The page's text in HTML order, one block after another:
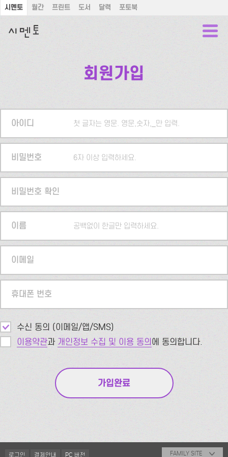
시멘토 월간 프린트 도서 달력 포토북
회원가입
아이디 첫 글자는 영문. 영문,숫자,_만 입력.
비밀번호 6자 이상 입력하세요.
비밀번호 확인
이름 공백없이 한글만 입력하세요.
이메일
휴대폰 번호
수신 동의 (이메일/앱/SMS)
이용약관과 개인정보 수집 및 이용 동의에 동의합니다.
로그인 결제안내 PC 버전 FAMILY SITE